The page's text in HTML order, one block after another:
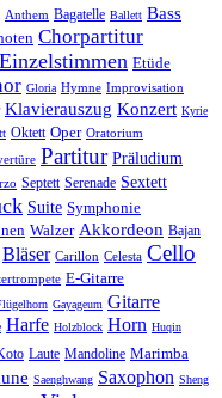
Anthem Bagatelle Ballett Bass
Chorpartitur
Einzelstimmen Etüde
Gloria Hymne Improvisation
Klavierauszug Konzert Kyrie
Oktett Oper Oratorium
Partitur Präludium
Septett Serenade Sextett
Suite Symphonie
Walzer Akkordeon Bajan
Bläser Carillon Celesta Cello
E-Gitarre
Gayageum Gitarre
Harfe Holzblock Horn Huqin
Laute Mandoline Marimba
Saenghwang Saxophon Sheng